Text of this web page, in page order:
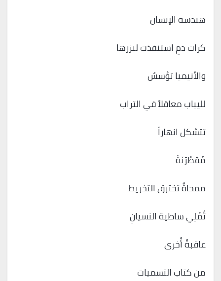
هندسة الإنسان
كرات دمٍ استنفذت ليزرها
والأنيميا تؤسسُ
لليباب معاقلاً في التراب
تتشكل انهاراً
مُقَطْرَنَةً
ممحاةٌ تخترق التخريط
تُمْلِي ساطية النسيانِ
عاقبةً أُخرى
من كتاب التسميات